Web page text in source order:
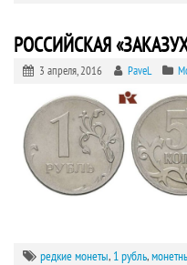
РОССИЙСКАЯ
3 апреля, 2016 PaveL
редкие монеты, 1 рубль,